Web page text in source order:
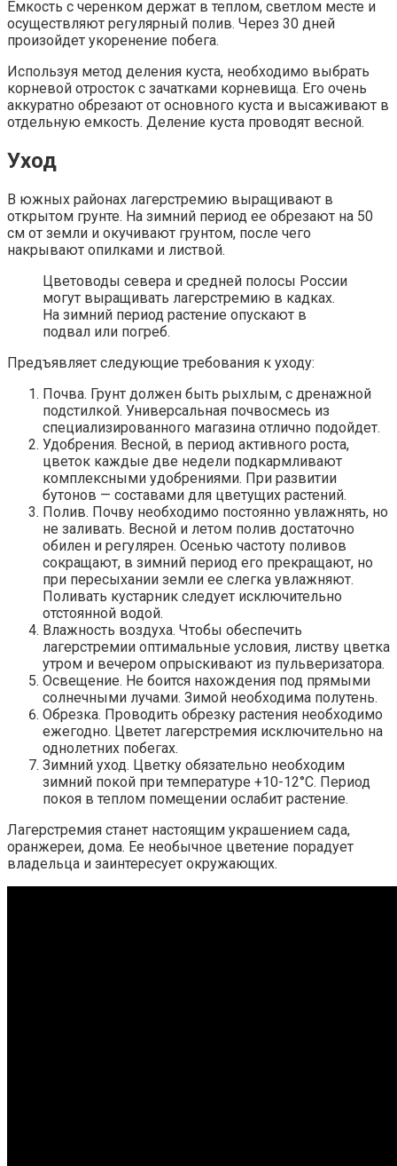
Емкость с черенком держат в теплом, светлом месте и
осуществляют регулярный полив. Через 30 дней
произойдет укоренение побега.
Используя метод деления куста, необходимо выбрать
корневой отросток с зачатками корневища. Его очень
аккуратно обрезают от основного куста и высаживают в
отдельную емкость. Деление куста проводят весной.
Уход
В южных районах лагерстремию выращивают в
открытом грунте. На зимний период ее обрезают на 50
см от земли и окучивают грунтом, после чего
накрывают опилками и листвой.
Цветоводы севера и средней полосы России
могут выращивать лагерстремию в кадках.
На зимний период растение опускают в
подвал или погреб.
Предъявляет следующие требования к уходу:
Почва. Грунт должен быть рыхлым, с дренажной
подстилкой. Универсальная почвосмесь из
специализированного магазина отлично подойдет.
Удобрения. Весной, в период активного роста,
цветок каждые две недели подкармливают
комплексными удобрениями. При развитии
бутонов — составами для цветущих растений.
Полив. Почву необходимо постоянно увлажнять, но
не заливать. Весной и летом полив достаточно
обилен и регулярен. Осенью частоту поливов
сокращают, в зимний период его прекращают, но
при пересыхании земли ее слегка увлажняют.
Поливать кустарник следует исключительно
отстоянной водой.
Влажность воздуха. Чтобы обеспечить
лагерстремии оптимальные условия, листву цветка
утром и вечером опрыскивают из пульверизатора.
Освещение. Не боится нахождения под прямыми
солнечными лучами. Зимой необходима полутень.
Обрезка. Проводить обрезку растения необходимо
ежегодно. Цветет лагерстремия исключительно на
однолетних побегах.
Зимний уход. Цветку обязательно необходим
зимний покой при температуре +10-12°С. Период
покоя в теплом помещении ослабит растение.
Лагерстремия станет настоящим украшением сада,
оранжереи, дома. Ее необычное цветение порадует
владельца и заинтересует окружающих.